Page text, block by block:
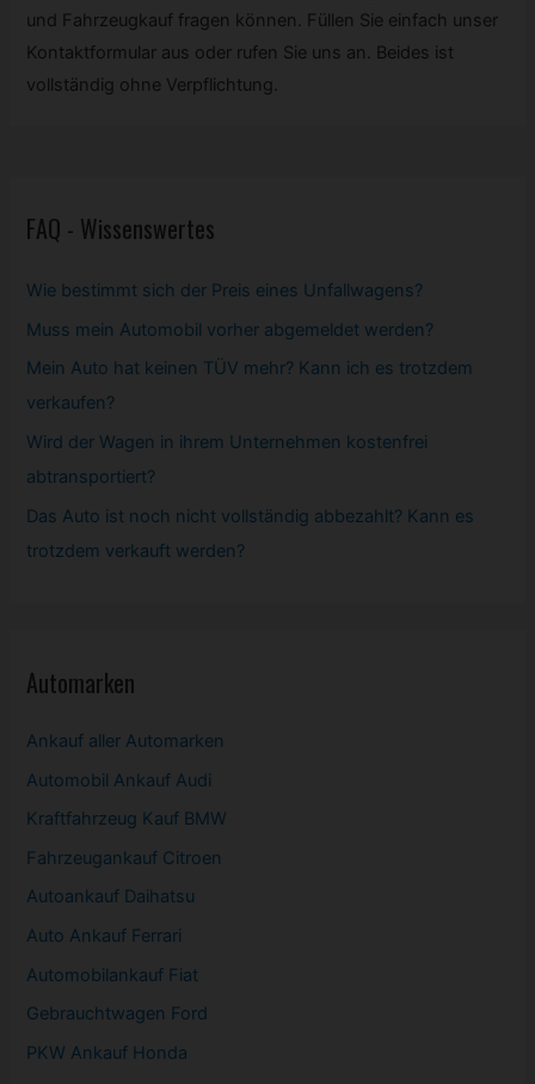
und Fahrzeugkauf fragen können. Füllen Sie einfach unser
Kontaktformular aus oder rufen Sie uns an. Beides ist
vollständig ohne Verpflichtung.
FAQ - Wissenswertes
Wie bestimmt sich der Preis eines Unfallwagens?
Muss mein Automobil vorher abgemeldet werden?
Mein Auto hat keinen TÜV mehr? Kann ich es trotzdem
verkaufen?
Wird der Wagen in ihrem Unternehmen kostenfrei
abtransportiert?
Das Auto ist noch nicht vollständig abbezahlt? Kann es
trotzdem verkauft werden?
Automarken
Ankauf aller Automarken
Automobil Ankauf Audi
Kraftfahrzeug Kauf BMW
Fahrzeugankauf Citroen
Autoankauf Daihatsu
Auto Ankauf Ferrari
Automobilankauf Fiat
Gebrauchtwagen Ford
PKW Ankauf Honda